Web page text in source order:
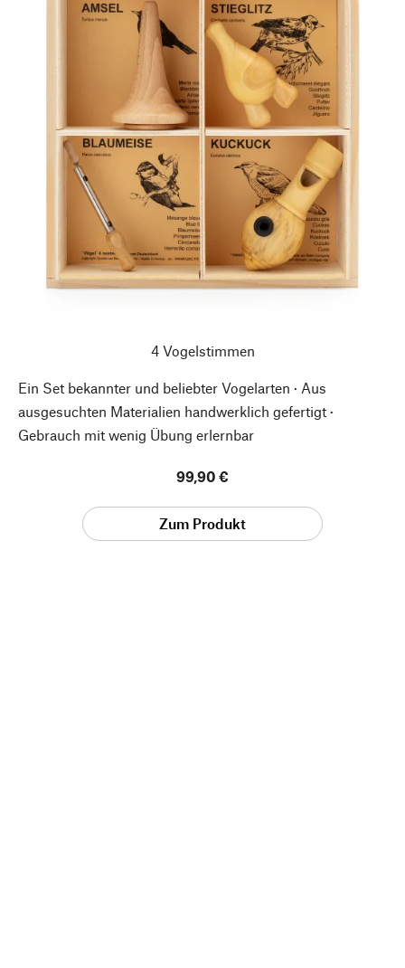
4 Vogelstimmen
Ein Set bekannter und beliebter Vogelarten · Aus
ausgesuchten Materialien handwerklich gefertigt ·
Gebrauch mit wenig Übung erlernbar
99,90 €
Zum Produkt